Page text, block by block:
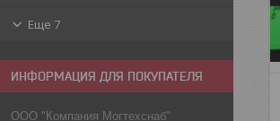
Еще 7
ИНФОРМАЦИЯ ДЛЯ ПОКУПАТЕЛЯ
ООО "Компания Могтехснаб"